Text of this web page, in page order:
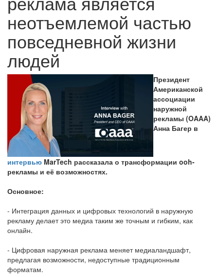
неотъемлемой частью
повседневной жизни
людей
Президент
Американской
ассоциации
наружной
рекламы (OAAA)
Анна Багер в
интервью MarTech рассказала о трансформации ooh-
рекламы и её возможностях.
Основное:
- Интеграция данных и цифровых технологий в наружную
рекламу делает это медиа таким же точным и гибким, как
онлайн.
- Цифровая наружная реклама меняет медиаландшафт,
предлагая возможности, недоступные традиционным
форматам.